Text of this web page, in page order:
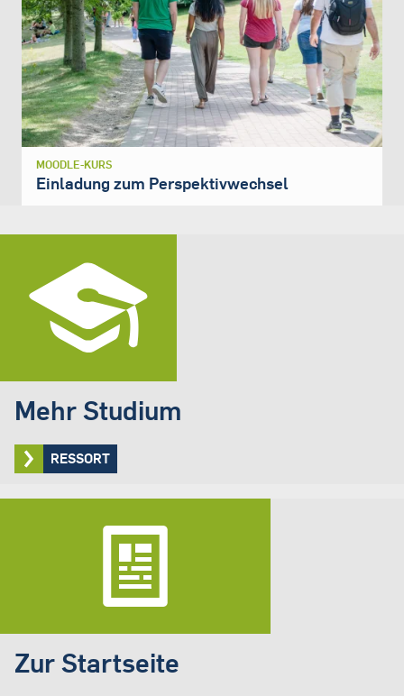
MOODLE-KURS
Einladung zum Perspektivwechsel
Mehr Studium
RESSORT
Zur Startseite